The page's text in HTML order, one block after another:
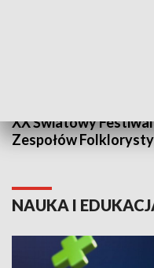
XX Światowy
Zespołów
NAUKA I